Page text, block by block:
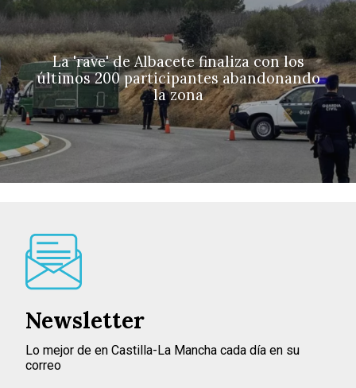
La 'rave' de Albacete finaliza con los
últimos 200 participantes abandonando
la zona
Newsletter
Lo mejor de en Castilla-La Mancha cada día en su
correo